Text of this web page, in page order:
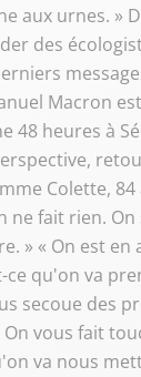
aux urnes. »
des
Macron
48 heures à
Colette, 84
ne fait rien. On
» « On est
ce qu'on va
secoue des
vous fait
va nous